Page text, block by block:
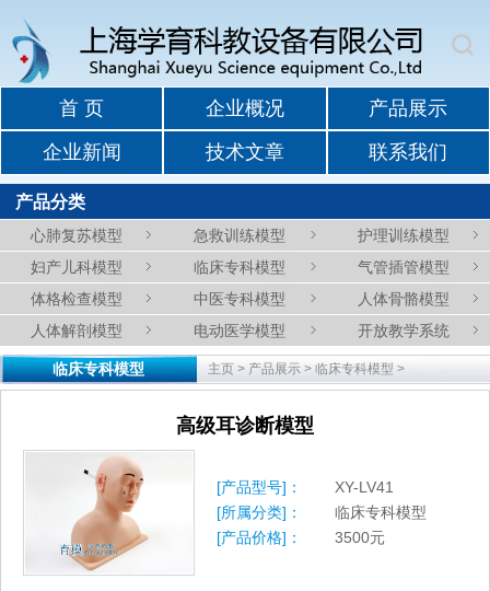
首 页 企业概况 产品展示
企业新闻 技术文章 联系我们
产品分类
心肺复苏模型 急救训练模型
护理训练模型
妇产儿科模型
临床专科模型
气管插管模型
体格检查模型
中医专科模型
人体骨骼模型
人体解剖模型
电动医学模型 开放教学系统
临床专科模型 主页 > 产品展示 > 临床专科模型 >
高级耳诊断模型
[产品型号]：
XY-LV41
[所属分类]：
临床专科模型
[产品价格]：
3500元